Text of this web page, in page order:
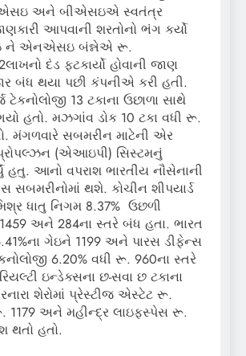
અને બીએસઇએ સ્વતંત્ર
આપવાની શરતોનો ભંગ કર્યો
ને એનએસઇ બંન્નેએ રૂ.
દંડ ફટકાર્યો હોવાની જાણ
બંધ થયા પછી કંપનીએ કરી હતી.
ટેકનોલોજી 13 ટકાના ઉછાળા સાથે
હતો. મઝગાંવ ડોક 10 ટકા વધી રૂ.
મંગળવારે સબમરીન માટેની એર
(એઆઇપી) સિસ્ટમનું
હતુ. આનો વપરાશ ભારતીય નૌસેનાની
સબમરીનોમાં થશે. કોચીન શીપયાર્ડ
ધાતુ નિગમ 8.37% ઉછળી
અને 284ના સ્તરે બંધ હતા. ભારત
ગેઇને 1199 અને પારસ ડીફેન્સ
6.20% વધી રૂ. 960ના સ્તરે
ઇન્ડેક્સના છ-સવા છ ટકાના
શેરોમાં પ્રેસ્ટીજ એસ્ટેટ રૂ.
1179 અને મહીન્દ્ર લાઇફસ્પેસ રૂ.
થતો હતો.